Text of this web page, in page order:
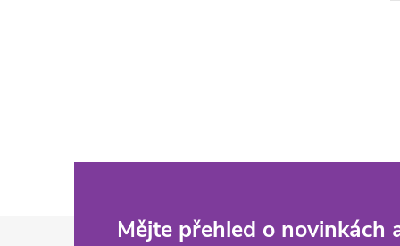
Mějte přehled o novinkách